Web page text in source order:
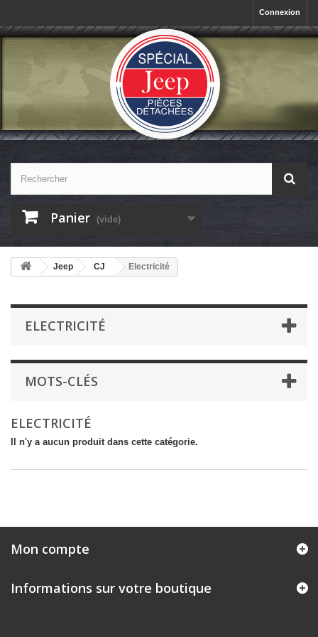
Connexion
Panier (vide)
Jeep CJ Electricité
ELECTRICITÉ
MOTS-CLÉS
ELECTRICITÉ
Il n'y a aucun produit dans cette catégorie.
Mon compte
Informations sur votre boutique